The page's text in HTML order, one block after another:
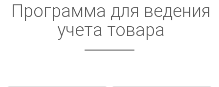
Программа для ведения
учета товара